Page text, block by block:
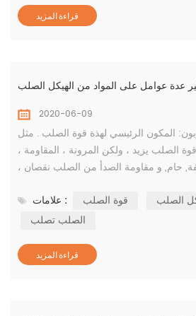
قراءة المزيد
عدة عوامل على المواد من الهيكل الصلب
2020-06-09
المكون الرئيسي لهذة قوة الصلب . مثل
الصلب يزيد ، ولكن المرونة ، المقاومة ،
حام, و مقاومة الصدأ من الصلب نقصان ،
العناصر المفيدة في الصلب كلها deoxidizers, التي يمكن أن تزيد من
في مرونة ومقاومة تأثير. الألومنيوم: قوي
علامات : قوة الصلب
الصلب
الصلب تصلب
قراءة المزيد